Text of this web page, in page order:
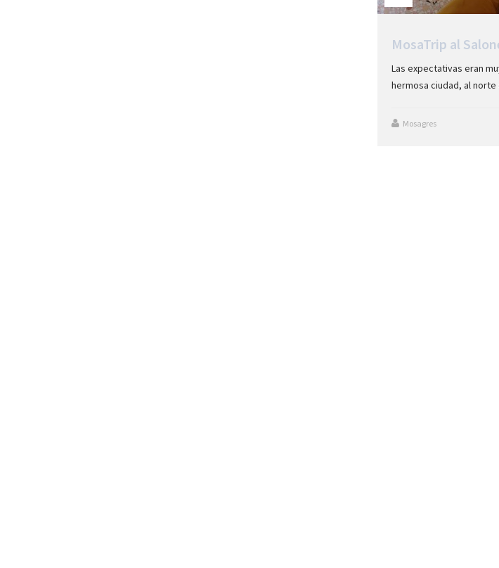
MosaTrip al
Las expectativas eran
hermosa ciudad, al norte
Mosagres